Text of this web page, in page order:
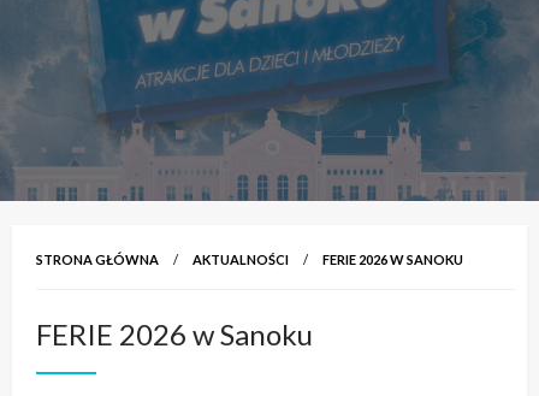
STRONA GŁÓWNA AKTUALNOŚCI FERIE 2026 W SANOKU
FERIE 2026 w Sanoku